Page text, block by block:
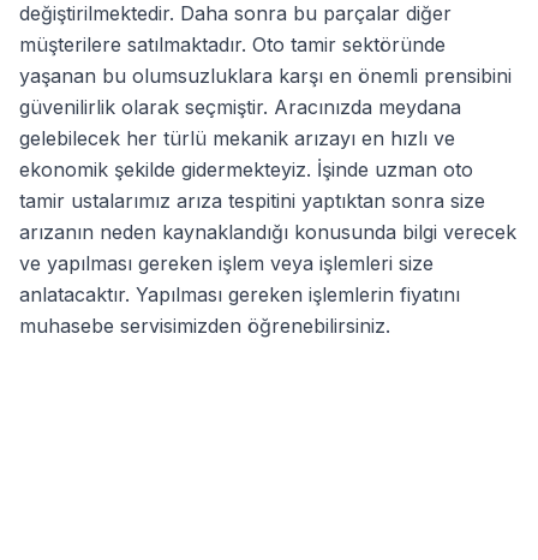
değiştirilmektedir. Daha sonra bu parçalar diğer
müşterilere satılmaktadır. Oto tamir sektöründe
yaşanan bu olumsuzluklara karşı en önemli prensibini
güvenilirlik olarak seçmiştir. Aracınızda meydana
gelebilecek her türlü mekanik arızayı en hızlı ve
ekonomik şekilde gidermekteyiz. İşinde uzman oto
tamir ustalarımız arıza tespitini yaptıktan sonra size
arızanın neden kaynaklandığı konusunda bilgi verecek
ve yapılması gereken işlem veya işlemleri size
anlatacaktır. Yapılması gereken işlemlerin fiyatını
muhasebe servisimizden öğrenebilirsiniz.